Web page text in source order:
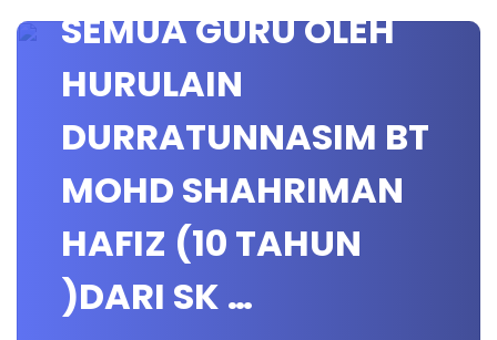
SEMUA GURU OLEH
HURULAIN
DURRATUNNASIM BT
MOHD SHAHRIMAN
HAFIZ (10 TAHUN
)DARI SK …